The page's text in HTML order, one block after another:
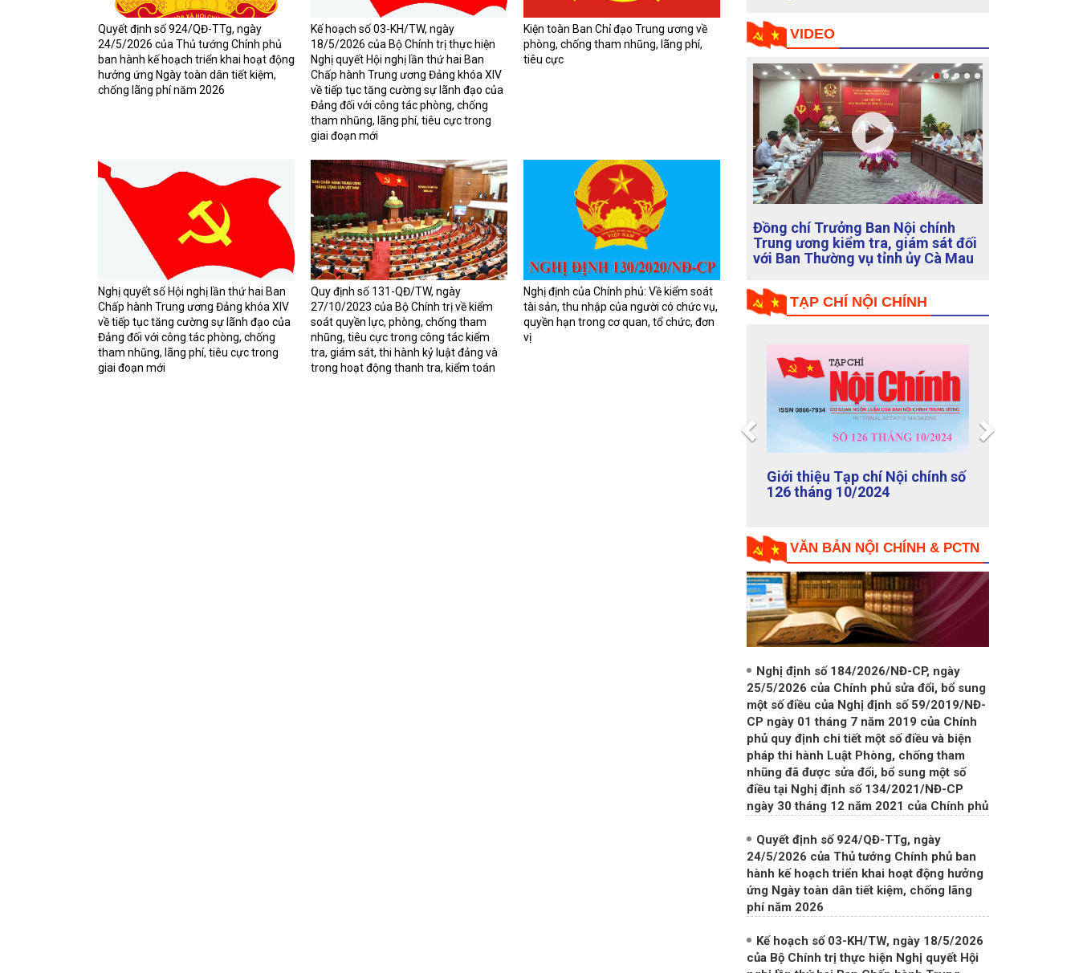
Quyết định số 924/QĐ-TTg, ngày
24/5/2026 của Thủ tướng Chính phủ
ban hành kế hoạch triển khai hoạt động
hưởng ứng Ngày toàn dân tiết kiệm,
chống lãng phí năm 2026
Kế hoạch số 03-KH/TW, ngày
18/5/2026 của Bộ Chính trị thực hiện
Nghị quyết Hội nghị lần thứ hai Ban
Chấp hành Trung ương Đảng khóa XIV
về tiếp tục tăng cường sự lãnh đạo của
Đảng đối với công tác phòng, chống
tham nhũng, lãng phí, tiêu cực trong
giai đoạn mới
Kiện toàn Ban Chỉ đạo Trung ương về
phòng, chống tham nhũng, lãng phí,
tiêu cực
Nghị quyết số Hội nghị lần thứ hai Ban
Chấp hành Trung ương Đảng khóa XIV
về tiếp tục tăng cường sự lãnh đạo của
Đảng đối với công tác phòng, chống
tham nhũng, lãng phí, tiêu cực trong
giai đoạn mới
Quy định số 131-QĐ/TW, ngày
27/10/2023 của Bộ Chính trị về kiểm
soát quyền lực, phòng, chống tham
nhũng, tiêu cực trong công tác kiểm
tra, giám sát, thi hành kỷ luật đảng và
trong hoạt động thanh tra, kiểm toán
Nghị định của Chính phủ: Về kiểm soát
tài sản, thu nhập của người có chức vụ,
quyền hạn trong cơ quan, tổ chức, đơn
vị
VIDEO
Đồng chí Trưởng Ban Nội chính
Trung ương kiểm tra, giám sát đối
với Ban Thường vụ tỉnh ủy Cà Mau
Ban Nội chính Trung ương với các
cơ quan báo chí thông báo về kết
quả Cuộc họp Thường trực Ban Chỉ
TẠP CHÍ NỘI CHÍNH
Giới thiệu Tạp chí Nội chính số Giới thiệu Tạp chí Nội chính số
125 tháng 9/2024
Previous
VĂN BẢN NỘI CHÍNH & PCTN
Nghị định số 184/2026/NĐ-CP, ngày
25/5/2026 của Chính phủ sửa đổi, bổ sung
một số điều của Nghị định số 59/2019/NĐ-
CP ngày 01 tháng 7 năm 2019 của Chính
phủ quy định chi tiết một số điều và biện
pháp thi hành Luật Phòng, chống tham
nhũng đã được sửa đổi, bổ sung một số
điều tại Nghị định số 134/2021/NĐ-CP
ngày 30 tháng 12 năm 2021 của Chính phủ
Quyết định số 924/QĐ-TTg, ngày
24/5/2026 của Thủ tướng Chính phủ ban
hành kế hoạch triển khai hoạt động hưởng
ứng Ngày toàn dân tiết kiệm, chống lãng
phí năm 2026
Kế hoạch số 03-KH/TW, ngày 18/5/2026
của Bộ Chính trị thực hiện Nghị quyết Hội